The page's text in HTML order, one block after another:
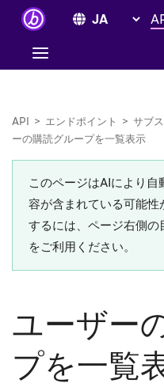
API > エンドポイント > サブ
ーの購読グループを一覧表示
このページはAIにより
容が含まれている可能
するには、ページ右側
をご利用ください。
ユーザー
プを一覧